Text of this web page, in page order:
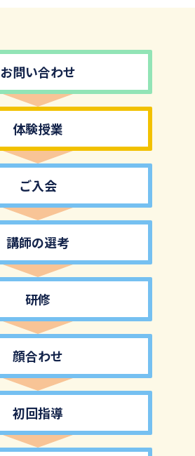
お問い合わせ
体験授業
ご入会
講師の選考
研修
顔合わせ
初回指導